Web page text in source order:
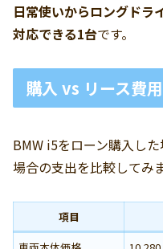
日常使いからロングドラ
対応できる1台です。
購入 vs リース費
BMW i5をローン購入し
場合の支出を比較してみ
項目